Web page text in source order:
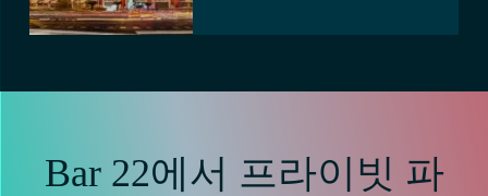
Bar 22에서 프라이빗 파